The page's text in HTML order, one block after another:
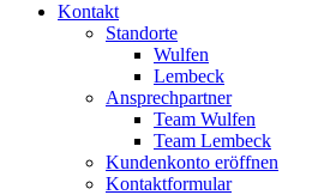
Kontakt
Standorte
Wulfen
Lembeck
Ansprechpartner
Team Wulfen
Team Lembeck
Kundenkonto eröffnen
Kontaktformular